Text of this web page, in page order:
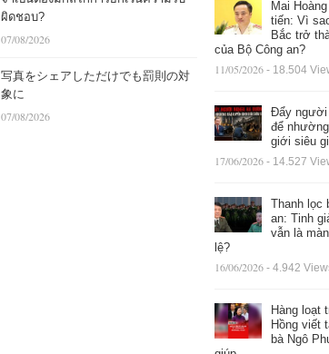
ผิดชอบ?
07/08/2026
写真をシェアしただけでも罰則の対
象に
07/08/2026
Mai
tiến: Vì
Bắc trở
của Bộ Công an?
11/05/2026 - 18.504
Đẩy người
để
giới siêu
17/06/2026 - 14.527
Thanh lọc
an: Tinh
vẫn là
lệ?
16/06/2026 - 4.942
Hàng loạt
Hồng viết
bà Ngô